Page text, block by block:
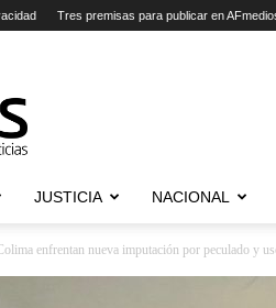
Tres premisas para publicar en
JUSTICIA NACIONAL
enfrentan nueva imputación por peculado y